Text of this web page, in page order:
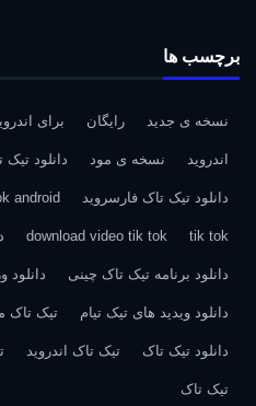
برچسب ها
نسخه ی جدید رایگان برای
اندروید نسخه ی مود دانلود تیک
دانلود تیک تاک فارسروید android
tik tok
download video tik tok
دانلود برنامه تیک تاک چینی دانلود
دانلود ویدید های تیک تیام تیک تاک
دانلود تیک تاک تیک تاک اندروید
تیک تاک